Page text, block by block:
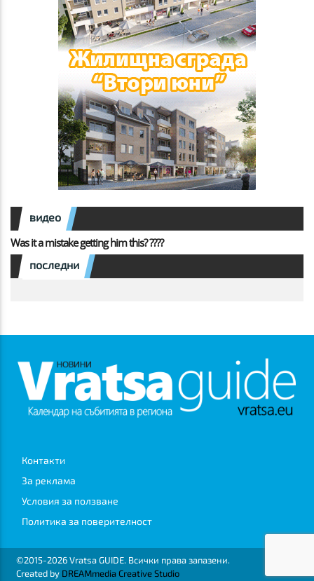
видео
Was it a mistake getting him this? ????
последни
Контакти
За реклама
Условия за ползване
Политика за поверителност
©2015-2026 Vratsa GUIDE. Всички права запазени.
Created by DREAMmedia Creative Studio